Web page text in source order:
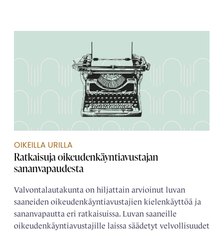
OIKEILLA URILLA
Ratkaisuja oikeudenkäyntiavustajan
sananvapaudesta
Valvontalautakunta on hiljattain arvioinut luvan
saaneiden oikeudenkäyntiavustajien kielenkäyttöä ja
sananvapautta eri ratkaisuissa. Luvan saaneille
oikeudenkäyntiavustajille laissa säädetyt velvollisuudet